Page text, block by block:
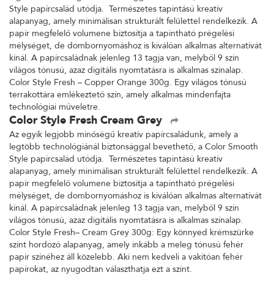
Style papírcsalád utódja. Természetes tapintású kreatív
alapanyag, amely minimálisan strukturált felülettel rendelkezik. A
papír megfelelő volumene biztosítja a tapintható prégelési
mélységet, de dombornyomáshoz is kiválóan alkalmas alternatívát
kínál. A papírcsaládnak jelenleg 13 tagja van, melyből 9 szín
világos tónusú, azaz digitális nyomtatásra is alkalmas színalap.
Color Style Fresh – Copper Orange 300g. Egy világos tónusú
terrakottára emlékeztető szín, amely alkalmas mindenfajta
technológiai műveletre.
Color Style Fresh Cream Grey
Az egyik legjobb minőségű kreatív papírcsaládunk, amely a
legtöbb technológiánál biztonsággal bevethető, a Color Smooth
Style papírcsalád utódja. Természetes tapintású kreatív
alapanyag, amely minimálisan strukturált felülettel rendelkezik. A
papír megfelelő volumene biztosítja a tapintható prégelési
mélységet, de dombornyomáshoz is kiválóan alkalmas alternatívát
kínál. A papírcsaládnak jelenleg 13 tagja van, melyből 9 szín
világos tónusú, azaz digitális nyomtatásra is alkalmas színalap.
Color Style Fresh– Cream Grey 300g: Egy könnyed krémszürke
színt hordozó alapanyag, amely inkább a meleg tónusú fehér
papír színéhez áll közelebb. Aki nem kedveli a vakítóan fehér
papírokat, az nyugodtan választhatja ezt a színt.